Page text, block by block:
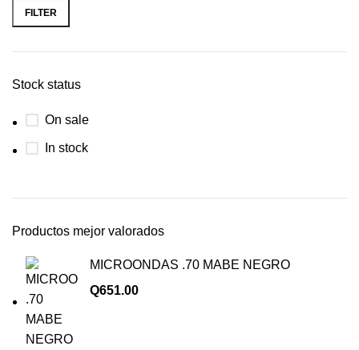
FILTER
Stock status
On sale
In stock
Productos mejor valorados
MICROONDAS .70 MABE NEGRO
Q651.00